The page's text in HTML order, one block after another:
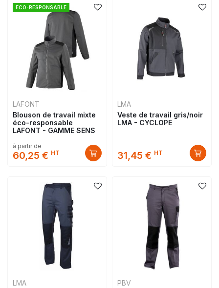
ECO-RESPONSABLE
LAFONT
Blouson de travail mixte
éco-responsable
LAFONT - GAMME SENS
à partir de
60,25 € HT
LMA
Veste de travail gris/noir
LMA - CYCLOPE
31,45 € HT
LMA
PBV